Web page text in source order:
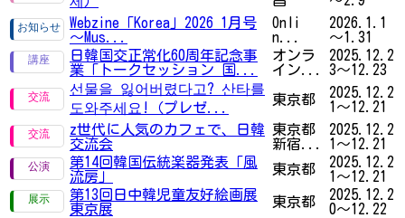
Webzine「Korea」2026 1月号
～Mus...
Onli
n...
2026.1.1
～1.31
日韓国交正常化60周年記念事
業「トークセッション 国...
オンラ
イン...
2025.12.2
3～12.23
선물을 잃어버렸다고? 산타를
도와주세요!（プレゼ...
東京都
2025.12.2
1～12.21
z世代に人気のカフェで、日韓
交流会
東京都
新宿...
2025.12.2
1～12.21
第14回韓国伝統楽器発表「風
流房」
東京都
2025.12.2
1～12.21
第13回日中韓児童友好絵画展
東京展
東京都
2025.12.2
0～12.22